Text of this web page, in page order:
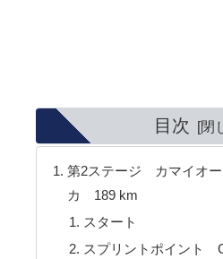
目次
第2ステージ カマイオー
カ 189 km
スタート
スプリントポイント